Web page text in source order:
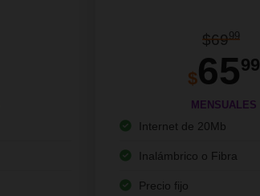
$6999
$6599
MENSUALES
Internet de 20Mb
Inalámbrico o Fibra
Precio fijo